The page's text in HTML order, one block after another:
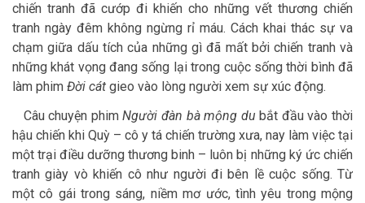
chiến tranh đã cướp đi khiến cho những vết thương chiến
tranh ngày đêm không ngừng rỉ máu. Cách khai thác sự va
chạm giữa dấu tích của những gì đã mất bởi chiến tranh và
những khát vọng đang sống lại trong cuộc sống thời bình đã
làm phim Đời cát gieo vào lòng người xem sự xúc động.
Câu chuyện phimNgười đàn bà mộng du bắt đầu vào thời
hậu chiến khi Quỳ – cô y tá chiến trường xưa, nay làm việc tại
một trại điều dưỡng thương binh – luôn bị những ký ức chiến
tranh giày vò khiến cô như người đi bên lề cuộc sống. Từ
một cô gái trong sáng, niềm mơ ước, tình yêu trong mộng